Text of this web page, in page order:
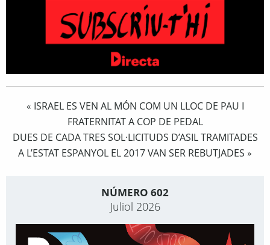
« ISRAEL ES VEN AL MÓN COM UN LLOC DE PAU I
FRATERNITAT A COP DE PEDAL
DUES DE CADA TRES SOL·LICITUDS D’ASIL TRAMITADES
A L’ESTAT ESPANYOL EL 2017 VAN SER REBUTJADES »
NÚMERO 602
Juliol 2026